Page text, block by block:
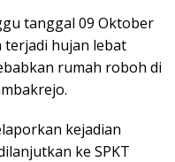
tanggal 09 Oktober
terjadi hujan lebat
rumah roboh di
kejadian
ke SPKT